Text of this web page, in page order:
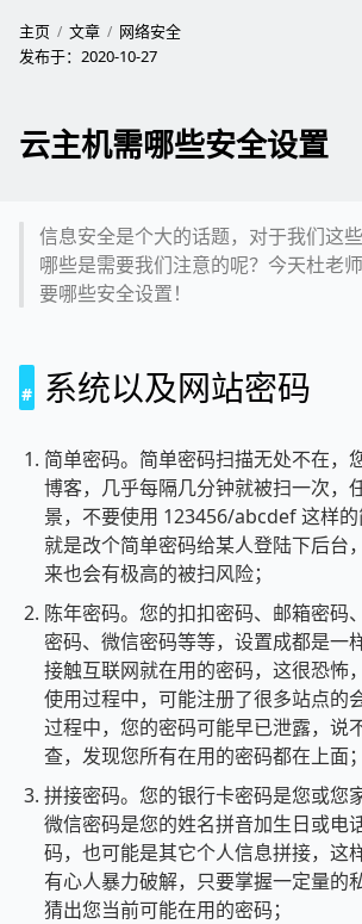
主页 文章
网络安全
发布于： 2020-10-27
云主机需哪些安全设置
信息安全是个大的话题，对于我们这
哪些是需要我们注意的呢？今天杜老
要哪些安全设置！
系统以及网站密码
简单密码。简单密码扫描无处不在，
博客，几乎每隔几分钟就被扫一次，
景，不要使用 123456/abcdef 这样
就是改个简单密码给某人登陆下后台
来也会有极高的被扫风险；
陈年密码。您的扣扣密码、邮箱密码
密码、微信密码等等，设置成都是一
接触互联网就在用的密码，这很恐怖
使用过程中，可能注册了很多站点的
过程中，您的密码可能早已泄露，说
查，发现您所有在用的密码都在上面；
拼接密码。您的银行卡密码是您或您
微信密码是您的姓名拼音加生日或电
码，也可能是其它个人信息拼接，这
有心人暴力破解，只要掌握一定量的
猜出您当前可能在用的密码；